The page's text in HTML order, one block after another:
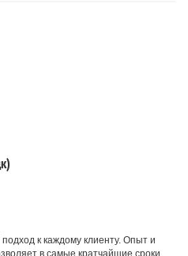
к каждому клиенту. Опыт и
в самые кратчайшие сроки